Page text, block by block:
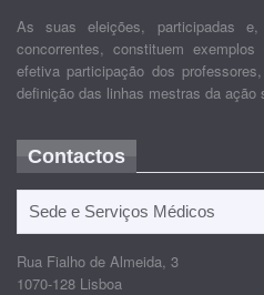
As suas eleições, participadas
concorrentes, constituem
efetiva participação dos
definição das linhas mestras da ação
Contactos
Sede e Serviços Médicos
Rua Fialho de Almeida, 3
1070-128 Lisboa